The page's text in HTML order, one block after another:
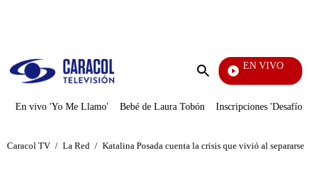
Enviar
EN VIVO
Vecinos
En vivo 'Yo Me Llamo' Bebé de Laura Tobón Inscripciones 'Desafío'
Caracol TV / La Red / Katalina Posada cuenta la crisis que vivió al separarse